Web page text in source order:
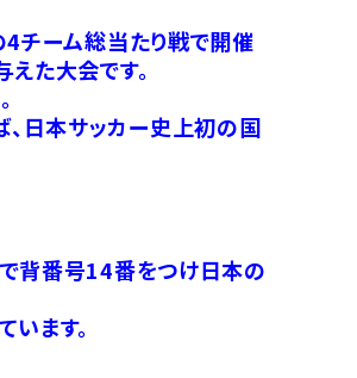
4チーム総当たり戦で開催
た大会です。
日本サッカー史上初の国
背番号14番をつけ日本の
ます。